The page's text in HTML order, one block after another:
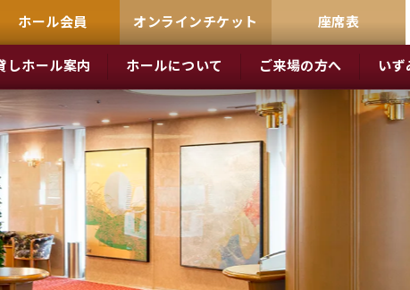
ホール会員 オンラインチケット 座席表
しホール案内 ホールについて ご来場の方へ い